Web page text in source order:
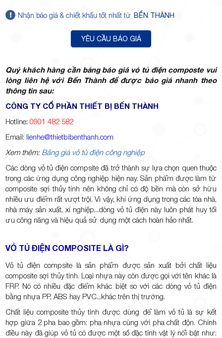
Hiệp Phú,
TP.Thủ
Đức,
TP.HCM
Nhận báo giá & chiết khấu tốt nhất từ BẾN THÀNH
YÊU CẦU BÁO GIÁ
Quý khách hàng cần bảng báo giá vỏ tủ điện composte vui
lòng liên hệ với Bến Thành để được báo giá nhanh theo
thông tin sau:
CÔNG TY CỔ PHẦN THIẾT BỊ BẾN THÀNH
Hotline:0901 482 582
Email: lienhe@thietbibenthanh.com
Xem thêm: Bảng giá vỏ tủ điện công nghiệp
Các dòng vỏ tủ điện compsite đã trở thành sự lựa chọn quen thuộc
trong các ứng dụng công nghiệp hiện nay. Sản phẩm được làm từ
composite sợi thủy tinh nên không chỉ có độ bền mà còn sở hữu
nhiều ưu điểm rất vượt trội. Vì vậy, khi ứng dụng trong các tòa nhà,
nhà máy sản xuất, xí nghiệp...dòng vỏ tủ điện này luôn phát huy tối
ưu công năng và hiệu quả sử dụng một cách hoàn hảo nhất.
VỎ TỦ ĐIỆN COMPOSITE LÀ GÌ?
Vỏ tủ điện compsite là sản phẩm được sản xuất bởi chất liệu
composite sợi thủy tinh. Loại nhựa này còn được gọi với tên khác là
FRP. Nó có nhiều đặc điểm khác biệt so với các dòng vỏ tủ điện
bằng nhựa PP, ABS hay PVC...khác trên thị trường.
Chất liệu composite thủy tinh được dùng để làm vỏ tủ là sự kết
hợp giữa 2 pha bao gồm: pha nhựa cùng với pha chất độn. Chính
điều này đã giúp vỏ tủ có được một số đặc tính vật lý nổi bật như: